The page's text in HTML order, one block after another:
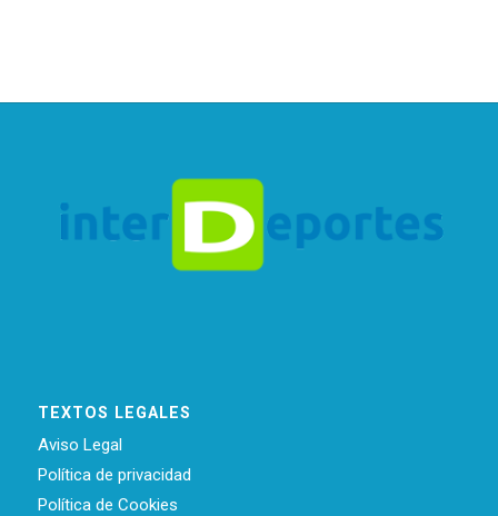
TEXTOS LEGALES
Aviso Legal
Política de privacidad
Política de Cookies